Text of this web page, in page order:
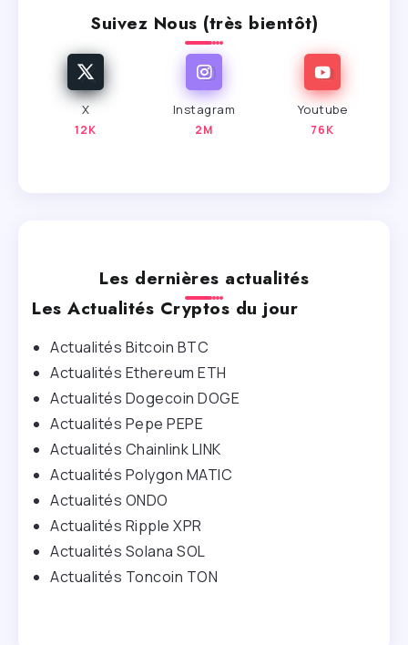
Suivez Nous (très bientôt)
X
12K
Instagram
2M
Youtube
76K
Les dernières actualités
Les Actualités Cryptos du jour
Actualités Bitcoin BTC
Actualités Ethereum ETH
Actualités Dogecoin DOGE
Actualités Pepe PEPE
Actualités Chainlink LINK
Actualités Polygon MATIC
Actualités ONDO
Actualités Ripple XPR
Actualités Solana SOL
Actualités Toncoin TON